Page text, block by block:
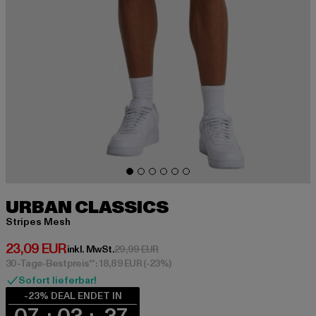
URBAN CLASSICS
Stripes Mesh
23,09 EUR
Derzeitiger Preis: 23,09 EUR
inkl. MwSt.29,99 EURAktionspreis: 29,99 EUR
30-Tage-Bestpreis**: 18,89 EUR(-23%)
Sofort lieferbar!
-23% DEAL ENDET IN